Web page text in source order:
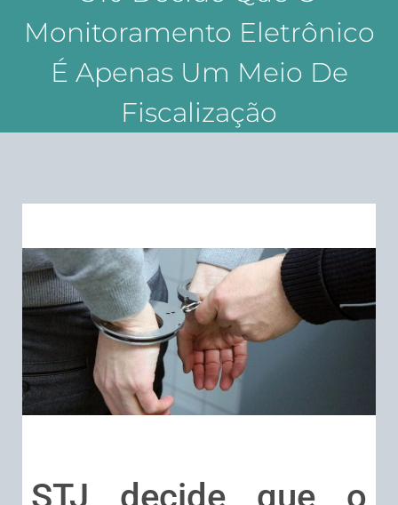
Monitoramento Eletrônico
É Apenas Um Meio De
Fiscalização
STJ decide que o